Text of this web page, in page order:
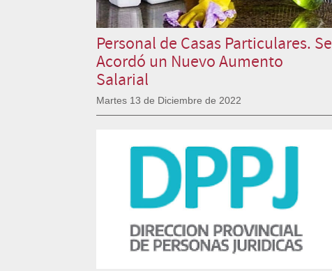
Personal de Casas Particulares. Se
Acordó un Nuevo Aumento
Salarial
Martes 13 de Diciembre de 2022